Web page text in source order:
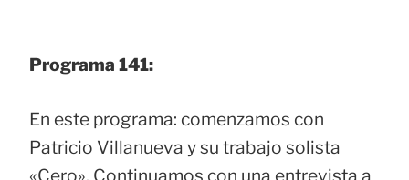
Programa 141:
En este programa: comenzamos con
Patricio Villanueva y su trabajo solista